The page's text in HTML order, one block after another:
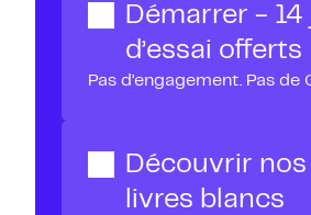
Démarrer - 14
d’essai offerts
Pas d’engagement. Pas de
Découvrir nos
livres blancs